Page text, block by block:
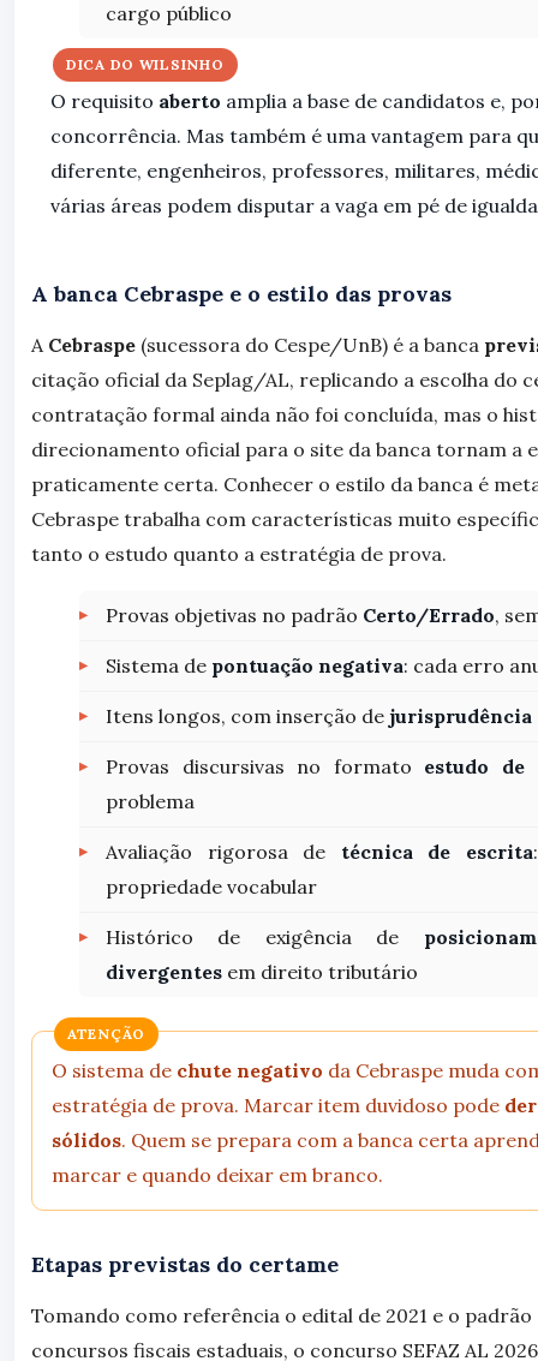
cargo público
DICA DO WILSINHO
O requisito aberto amplia a base de candidatos e,
concorrência. Mas também é uma vantagem para
diferente, engenheiros, professores, militares,
várias áreas podem disputar a vaga em pé de
A banca Cebraspe e o estilo das provas
A Cebraspe (sucessora do Cespe/UnB) é a banca
citação oficial da Seplag/AL, replicando a escolha do
contratação formal ainda não foi concluída, mas o
direcionamento oficial para o site da banca tornam a
praticamente certa. Conhecer o estilo da banca é
Cebraspe trabalha com características muito
tanto o estudo quanto a estratégia de prova.
Provas objetivas no padrão Certo/Errado,
Sistema de pontuação negativa: cada erro
Itens longos, com inserção de jurisprudência
Provas discursivas no formato estudo de
problema
Avaliação rigorosa de técnica de escrita
propriedade vocabular
Histórico de exigência de
divergentes em direito tributário
ATENÇÃO
O sistema de chute negativo da Cebraspe muda
estratégia de prova. Marcar item duvidoso pode
sólidos. Quem se prepara com a banca certa
marcar e quando deixar em branco.
Etapas previstas do certame
Tomando como referência o edital de 2021 e o padrão
concursos fiscais estaduais, o concurso SEFAZ AL